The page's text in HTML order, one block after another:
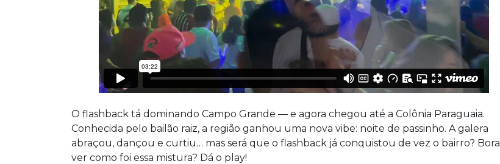
O flashback tá dominando Campo Grande — e agora chegou até a Colônia Paraguaia.
Conhecida pelo bailão raiz, a região ganhou uma nova vibe: noite de passinho. A galera
abraçou, dançou e curtiu… mas será que o flashback já conquistou de vez o bairro? Bora
ver como foi essa mistura? Dá o play!